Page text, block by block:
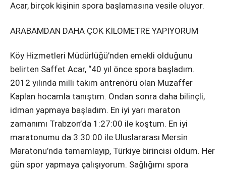
Acar, birçok kişinin spora başlamasına vesile oluyor.
ARABAMDAN DAHA ÇOK KİLOMETRE YAPIYORUM
Köy Hizmetleri Müdürlüğü’nden emekli olduğunu
belirten Saffet Acar, “40 yıl önce spora başladım.
2012 yılında milli takım antrenörü olan Muzaffer
Kaplan hocamla tanıştım. Ondan sonra daha bilinçli,
idman yapmaya başladım. En iyi yarı maraton
zamanımı Trabzon’da 1:27:00 ile koştum. En iyi
maratonumu da 3:30:00 ile Uluslararası Mersin
Maratonu’nda tamamlayıp, Türkiye birincisi oldum. Her
gün spor yapmaya çalışıyorum. Sağlığımı spora